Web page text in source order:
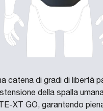
catena di gradi di libertà
della spalla
XT GO, garantendo